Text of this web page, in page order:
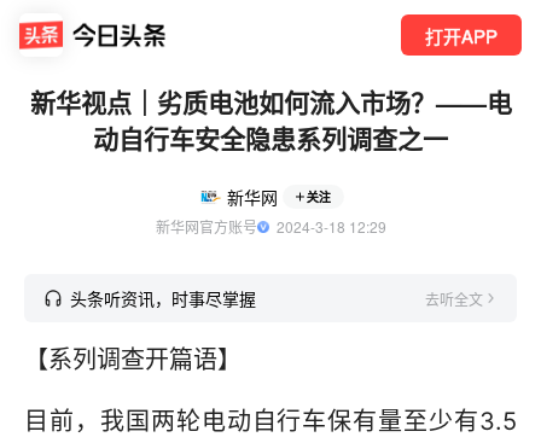
打开APP
新华视点｜劣质电池如何流入市场？——电
动自行车安全隐患系列调查之一
新华网 关注
新华网官方账号
  2024-3-18 12:29
头条听资讯，时事尽掌握 去听全文
【系列调查开篇语】
目前，我国两轮电动自行车保有量至少有3.5